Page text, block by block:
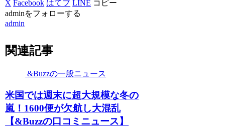
X Facebook はてブ LINE コピー
adminをフォローする
admin
関連記事
&Buzzの一般ニュース
米国では週末に超大規模な冬の
嵐！1600便が欠航し大混乱
【&Buzzの口コミニュース】